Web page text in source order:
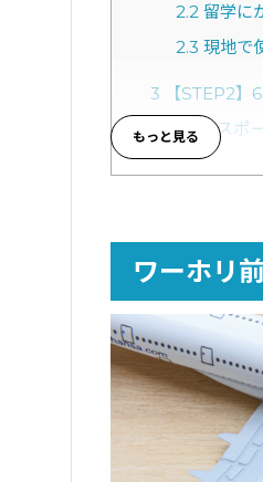
2.2留学に
2.3 現地で
3 【STEP2】
3.1パスポ
3.2航空券
4
【STEP3】
4.1
退職の
4.2海外転
4.3歯科治
5 【STEP4】1
5.1必要な
ワーホリ